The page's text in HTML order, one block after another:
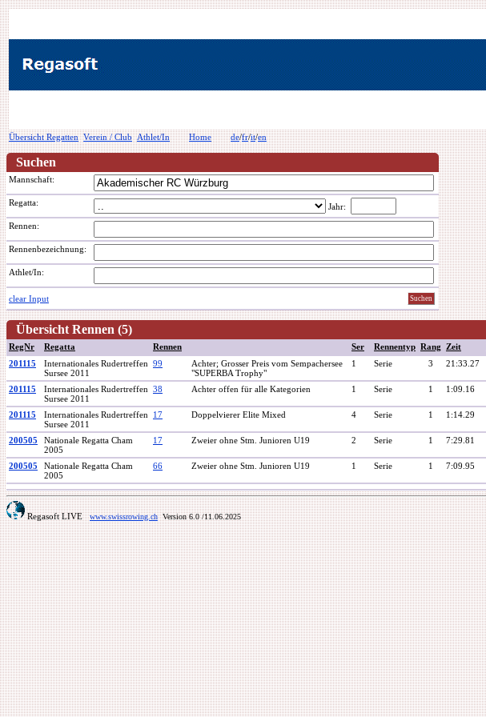
Übersicht Regatten Verein / Club Athlet/In Home de/fr/it/en
Suchen
Mannschaft:
Regatta:
Jahr:
Rennen:
Rennenbezeichnung:
Athlet/In:
clear Input
Übersicht Rennen (5)
RegNr Regatta Rennen Ser Rennentyp Rang Zeit
201115
Internationales Rudertreffen
Sursee 2011
99
Achter; Grosser Preis vom Sempachersee
"SUPERBA Trophy"
1 Serie 3 21:33.27
201115
Internationales Rudertreffen
Sursee 2011
38 Achter offen für alle Kategorien 1 Serie 1 1:09.16
201115
Internationales Rudertreffen
Sursee 2011
17 Doppelvierer Elite Mixed 4 Serie 1 1:14.29
200505
Nationale Regatta Cham
2005
17 Zweier ohne Stm. Junioren U19 2 Serie 1 7:29.81
200505
Nationale Regatta Cham
2005
66 Zweier ohne Stm. Junioren U19 1 Serie 1 7:09.95
Regasoft LIVE www.swissrowing.chVersion 6.0/11.06.2025